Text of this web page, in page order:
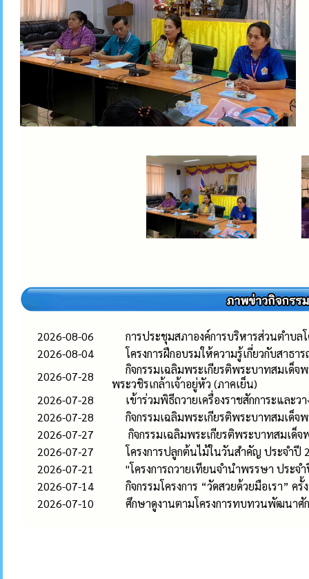
2026-08-06
การประชุมสภาองค์การบริหารส่วนตำบ
2026-08-04
โครงการฝึกอบรมให้ความรู้เกี่ยวกับสาธ
2026-07-28
กิจกรรมเฉลิมพระเกียรติพระบาทสมเด็
พระวชิรเกล้าเจ้าอยู่หัว (ภาคเย็น)
2026-07-28
เข้าร่วมพิธีถวายเครื่องราชสักการะแล
2026-07-28
กิจกรรมเฉลิมพระเกียรติพระบาทสมเด็จ
2026-07-27
กิจกรรมเฉลิมพระเกียรติพระบาทสมเด็
2026-07-27
โครงการปลูกต้นไม้ในวันสำคัญ ประจำปี
2026-07-21
"โครงการถวายเทียนจำนำพรรษา ประจ
2026-07-14
กิจกรรมโครงการ “วัดสวยด้วยมือเรา” ค
2026-07-10
ศึกษาดูงานตามโครงการทบทวนพัฒนาศั